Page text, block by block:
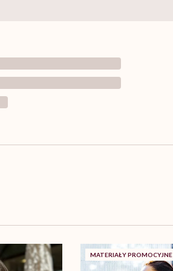
MATERIAŁY PROMOCYJNE